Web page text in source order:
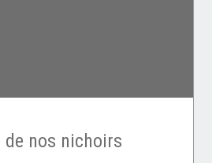
de nos nichoirs